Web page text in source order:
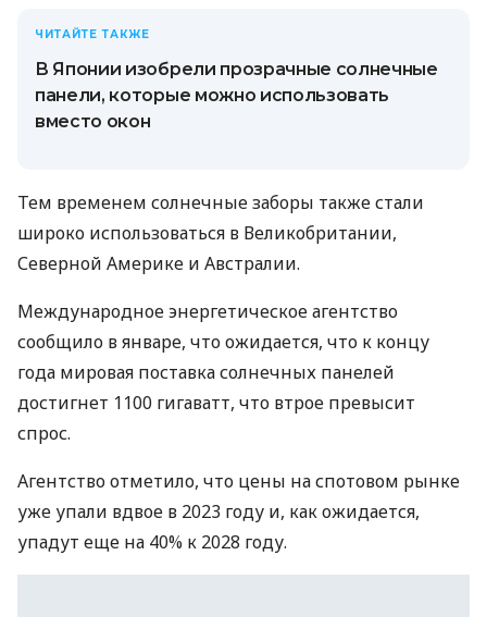
ЧИТАЙТЕ ТАКЖЕ
В Японии изобрели прозрачные солнечные
панели, которые можно использовать
вместо окон
Тем временем солнечные заборы также стали
широко использоваться в Великобритании,
Северной Америке и Австралии.
Международное энергетическое агентство
сообщило в январе, что ожидается, что к концу
года мировая поставка солнечных панелей
достигнет 1100 гигаватт, что втрое превысит
спрос.
Агентство отметило, что цены на спотовом рынке
уже упали вдвое в 2023 году и, как ожидается,
упадут еще на 40% к 2028 году.